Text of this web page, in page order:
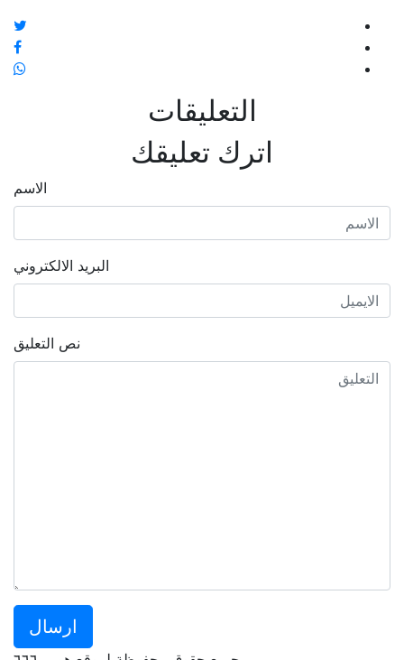
التعليقات
اترك تعليقك
الاسم
البريد الالكتروني
نص التعليق
ارسال